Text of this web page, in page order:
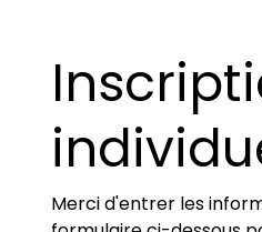
Merci d'entrer les